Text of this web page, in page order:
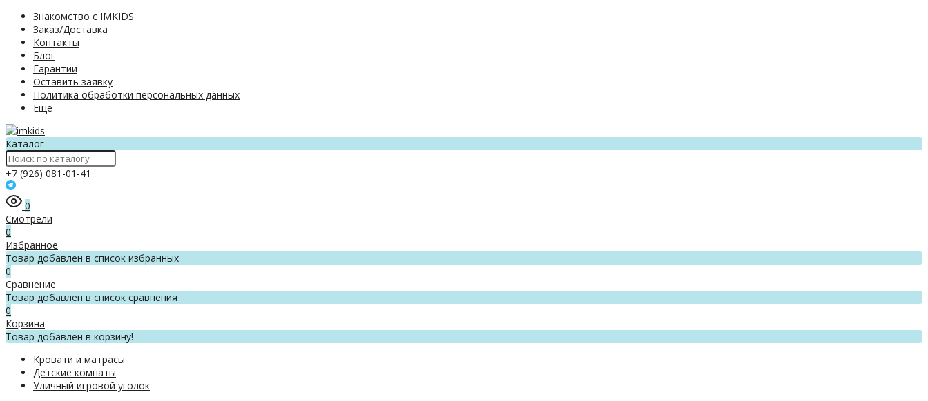
Знакомство с IMKIDS
Заказ/Доставка
Контакты
Блог
Гарантии
Оставить заявку
Политика обработки персональных данных
Еще
Каталог
+7 (926) 081-01-41
0
Смотрели
0
Избранное
Товар добавлен в список избранных
0
Сравнение
Товар добавлен в список сравнения
0
Корзина
Товар добавлен в корзину!
Кровати и матрасы
Детские комнаты
Уличный игровой уголок